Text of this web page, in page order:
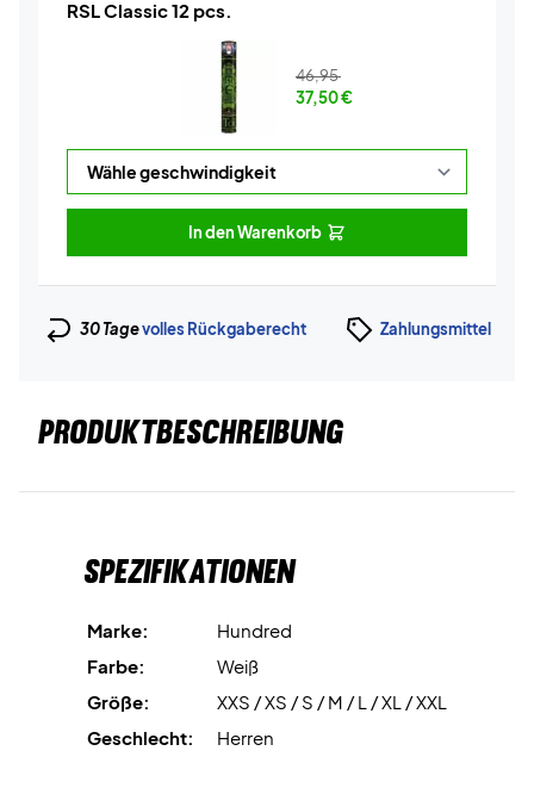
RSL Classic 12 pcs.
46,95
37,50€
In den Warenkorb
30 Tagevolles Rückgaberecht Zahlungsmittel
PRODUKTBESCHREIBUNG
Spezifikationen
Marke:
Hundred
Farbe:
Weiß
Größe:
XXS / XS / S / M / L / XL / XXL
Geschlecht:
Herren